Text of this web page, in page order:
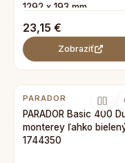
1292 x 193 mm
23,15 €
Zobraziť
PARADOR
PARADOR Basic 400
monterey ľahko
1744350